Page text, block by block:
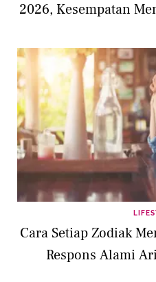
2026, Kesempatan
Cara Setiap Zodiak
Respons Alami